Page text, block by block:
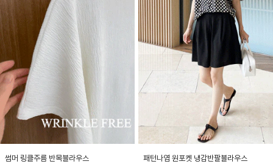
썸머 링클주름 반목블라우스 패턴나염 원포켓 냉감반팔블라우스